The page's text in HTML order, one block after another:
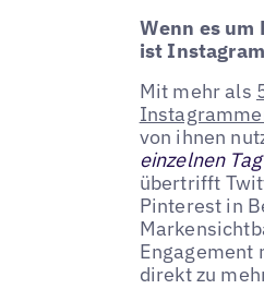
Wenn es um
ist
Mit mehr als
von ihnen
einzelnen
übertrifft
Pinterest in
Engagement
direkt zu